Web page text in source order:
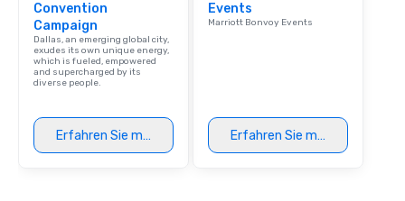
Convention
Campaign
Dallas, an emerging global city,
exudes its own unique energy,
which is fueled, empowered
and supercharged by its
diverse people.
Erfahren Sie mehr
Events
Marriott Bonvoy Events
Erfahren Sie mehr